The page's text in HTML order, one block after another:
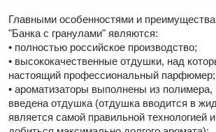
Главными особенностями и
"Банка с гранулами" являются:
• полностью российское производство;
• высококачественные отдушки, над
настоящий профессиональный парфюмер;
• ароматизаторы выполнены из полимера,
введена отдушка (отдушка вводится в
является самой правильной технологией